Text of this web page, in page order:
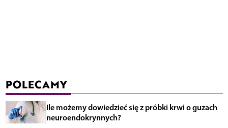
POLECAMY
Ile możemy dowiedzieć się z próbki krwi o guzach
neuroendokrynnych?